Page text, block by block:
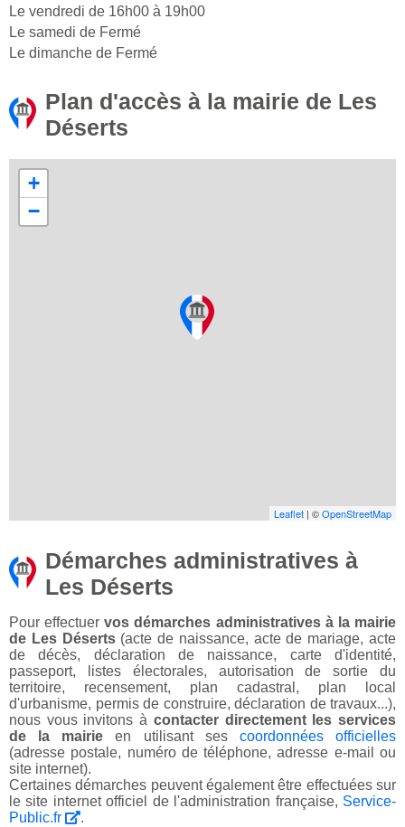
Le vendredi de 16h00 à 19h00
Le samedi de Fermé
Le dimanche de Fermé
Plan d'accès à la mairie de Les
Déserts
+
−
Leaflet | ©OpenStreetMap
Démarches administratives à
Les Déserts
Pour effectuervos démarches administratives à la mairie
de Les Déserts(acte de naissance, acte de mariage, acte
de décès, déclaration de naissance, carte d'identité,
passeport, listes électorales, autorisation de sortie du
territoire, recensement, plan cadastral, plan local
d'urbanisme, permis de construire, déclaration de travaux...),
nous vous invitons à contacter directement les services
de la mairie en utilisant ses coordonnées officielles
(adresse postale, numéro de téléphone, adresse e-mail ou
site internet).
Certaines démarches peuvent également être effectuées sur
le site internet officiel de l'administration française, Service-
Public.fr
.